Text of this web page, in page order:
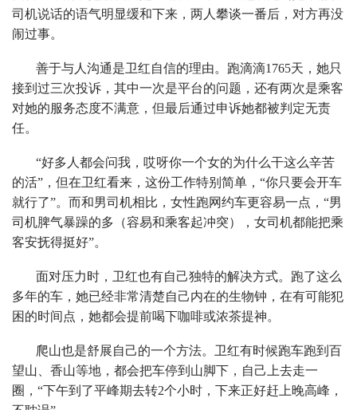
司机说话的语气明显缓和下来，两人攀谈一番后，对方再没
闹过事。
善于与人沟通是卫红自信的理由。跑滴滴1765天，她只
接到过三次投诉，其中一次是平台的问题，还有两次是乘客
对她的服务态度不满意，但最后通过申诉她都被判定无责
任。
“好多人都会问我，哎呀你一个女的为什么干这么辛苦
的活”，但在卫红看来，这份工作特别简单，“你只要会开车
就行了”。而和男司机相比，女性跑网约车更容易一点，“男
司机脾气暴躁的多（容易和乘客起冲突），女司机都能把乘
客安抚得挺好”。
面对压力时，卫红也有自己独特的解决方式。跑了这么
多年的车，她已经非常清楚自己内在的生物钟，在有可能犯
困的时间点，她都会提前喝下咖啡或浓茶提神。
爬山也是舒展自己的一个方法。卫红有时候跑车跑到百
望山、香山等地，都会把车停到山脚下，自己上去走一
圈，“下午到了平峰期去转2个小时，下来正好赶上晚高峰，